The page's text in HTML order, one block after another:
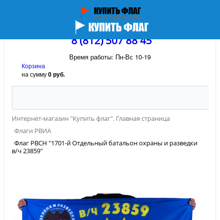
8 (812) 507 88 45
Время работы: Пн-Вс 10-19
Корзина
на сумму0 руб.
Интернет-магазин "Купить флаг". Главная страница
Флаги РВИА
Флаг РВСН "1701-й Отдельный батальон охраны и разведки
в/ч 23859"